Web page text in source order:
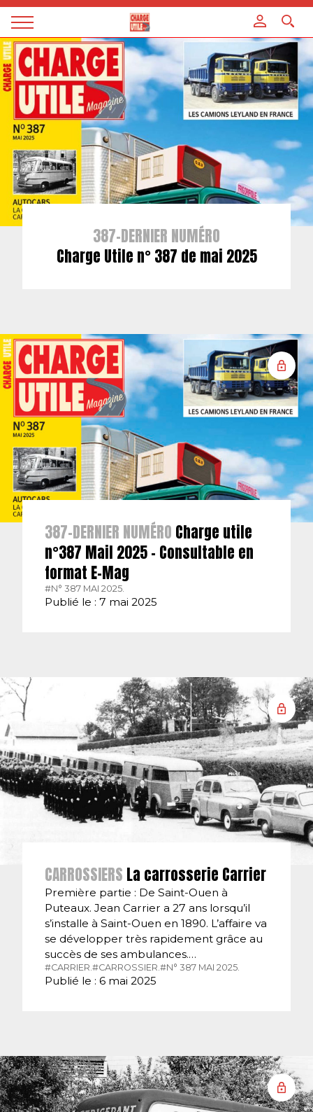
Magazine
Charge
utile
387-DERNIER NUMÉRO
Charge Utile n° 387 de mai 2025
387-DERNIER NUMÉRO Charge utile
n°387 Mail 2025 – Consultable en
format E-Mag
#N° 387 MAI 2025.
Publié le : 7 mai 2025
CARROSSIERS La carrosserie Carrier
Première partie : De Saint-Ouen à
Puteaux. Jean Carrier a 27 ans lorsqu’il
s’installe à Saint-Ouen en 1890. L’affaire va
se développer très rapidement grâce au
succès de ses ambulances.…
#CARRIER.#CARROSSIER.#N° 387 MAI 2025.
Publié le : 6 mai 2025
Panneau de gestion des cookies